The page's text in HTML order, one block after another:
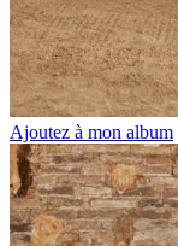
Ajoutez à mon album